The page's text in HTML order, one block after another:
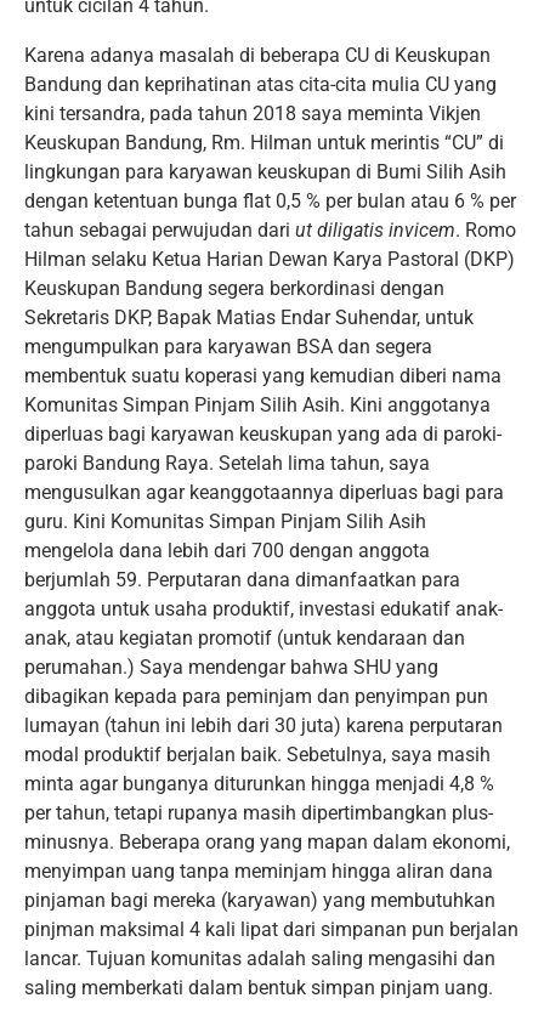
untuk cicilan 4 tahun.
Karena adanya masalah di beberapa CU di Keuskupan
Bandung dan keprihatinan atas cita-cita mulia CU yang
kini tersandra, pada tahun 2018 saya meminta Vikjen
Keuskupan Bandung, Rm. Hilman untuk merintis “CU” di
lingkungan para karyawan keuskupan di Bumi Silih Asih
dengan ketentuan bunga flat 0,5 % per bulan atau 6 % per
tahun sebagai perwujudan dari ut diligatis invicem. Romo
Hilman selaku Ketua Harian Dewan Karya Pastoral (DKP)
Keuskupan Bandung segera berkordinasi dengan
Sekretaris DKP, Bapak Matias Endar Suhendar, untuk
mengumpulkan para karyawan BSA dan segera
membentuk suatu koperasi yang kemudian diberi nama
Komunitas Simpan Pinjam Silih Asih. Kini anggotanya
diperluas bagi karyawan keuskupan yang ada di paroki-
paroki Bandung Raya. Setelah lima tahun, saya
mengusulkan agar keanggotaannya diperluas bagi para
guru. Kini Komunitas Simpan Pinjam Silih Asih
mengelola dana lebih dari 700 dengan anggota
berjumlah 59. Perputaran dana dimanfaatkan para
anggota untuk usaha produktif, investasi edukatif anak-
anak, atau kegiatan promotif (untuk kendaraan dan
perumahan.) Saya mendengar bahwa SHU yang
dibagikan kepada para peminjam dan penyimpan pun
lumayan (tahun ini lebih dari 30 juta) karena perputaran
modal produktif berjalan baik. Sebetulnya, saya masih
minta agar bunganya diturunkan hingga menjadi 4,8 %
per tahun, tetapi rupanya masih dipertimbangkan plus-
minusnya. Beberapa orang yang mapan dalam ekonomi,
menyimpan uang tanpa meminjam hingga aliran dana
pinjaman bagi mereka (karyawan) yang membutuhkan
pinjman maksimal 4 kali lipat dari simpanan pun berjalan
lancar. Tujuan komunitas adalah saling mengasihi dan
saling memberkati dalam bentuk simpan pinjam uang.